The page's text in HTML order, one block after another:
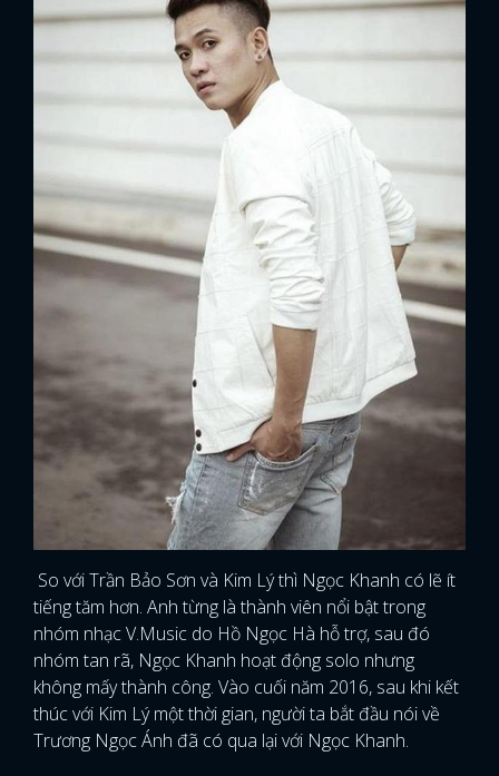
FACEBOOK
So với Trần Bảo Sơn và Kim Lý thì Ngọc Khanh có lẽ ít
tiếng tăm hơn. Anh từng là thành viên nổi bật trong
nhóm nhạc V.Music do Hồ Ngọc Hà hỗ trợ, sau đó
nhóm tan rã, Ngọc Khanh hoạt động solo nhưng
không mấy thành công. Vào cuối năm 2016, sau khi kết
thúc với Kim Lý một thời gian, người ta bắt đầu nói về
Trương Ngọc Ánh đã có qua lại với Ngọc Khanh.